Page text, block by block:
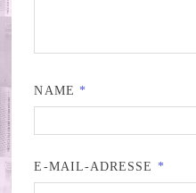
NAME *
E-MAIL-ADRESSE *